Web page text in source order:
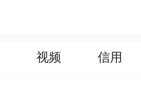
视频 信用